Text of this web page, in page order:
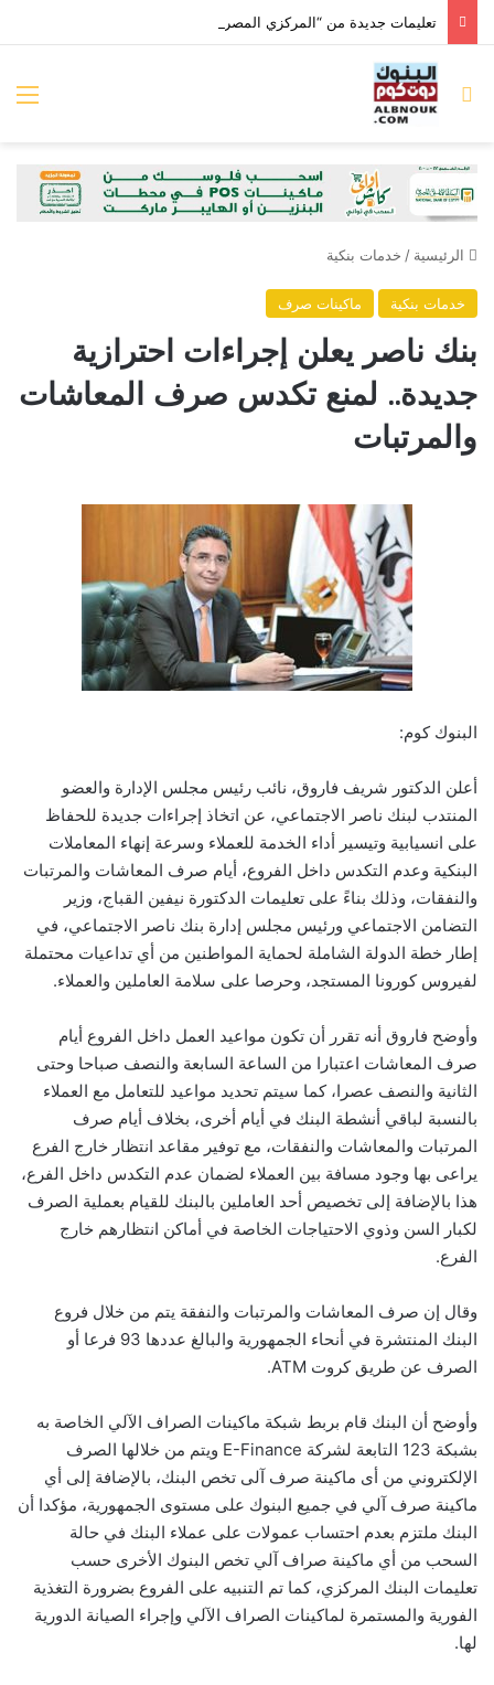
بحث عن
الرئيسية / خدمات بنكية
خدمات بنكية ماكينات صرف
بنك ناصر يعلن إجراءات احترازية
جديدة.. لمنع تكدس صرف المعاشات
والمرتبات
البنوك كوم:
أعلن الدكتور شريف فاروق، نائب رئيس مجلس الإدارة والعضو
المنتدب لبنك ناصر الاجتماعي، عن اتخاذ إجراءات جديدة للحفاظ
على انسيابية وتيسير أداء الخدمة للعملاء وسرعة إنهاء المعاملات
البنكية وعدم التكدس داخل الفروع، أيام صرف المعاشات والمرتبات
والنفقات، وذلك بناءً على تعليمات الدكتورة نيفين القباج، وزير
التضامن الاجتماعي ورئيس مجلس إدارة بنك ناصر الاجتماعي، في
إطار خطة الدولة الشاملة لحماية المواطنين من أي تداعيات محتملة
لفيروس كورونا المستجد، وحرصا على سلامة العاملين والعملاء.
وأوضح فاروق أنه تقرر أن تكون مواعيد العمل داخل الفروع أيام
صرف المعاشات اعتبارا من الساعة السابعة والنصف صباحا وحتى
الثانية والنصف عصرا، كما سيتم تحديد مواعيد للتعامل مع العملاء
بالنسبة لباقي أنشطة البنك في أيام أخرى، بخلاف أيام صرف
المرتبات والمعاشات والنفقات، مع توفير مقاعد انتظار خارج الفرع
يراعى بها وجود مسافة بين العملاء لضمان عدم التكدس داخل الفرع،
هذا بالإضافة إلى تخصيص أحد العاملين بالبنك للقيام بعملية الصرف
لكبار السن وذوي الاحتياجات الخاصة في أماكن انتظارهم خارج
الفرع.
وقال إن صرف المعاشات والمرتبات والنفقة يتم من خلال فروع
البنك المنتشرة في أنحاء الجمهورية والبالغ عددها 93 فرعا أو
الصرف عن طريق كروت ATM.
وأوضح أن البنك قام بربط شبكة ماكينات الصراف الآلي الخاصة به
بشبكة 123 التابعة لشركة E-Finance ويتم من خلالها الصرف
الإلكتروني من أى ماكينة صرف آلى تخص البنك، بالإضافة إلى أي
ماكينة صرف آلي في جميع البنوك على مستوى الجمهورية، مؤكدا أن
البنك ملتزم بعدم احتساب عمولات على عملاء البنك في حالة
السحب من أي ماكينة صراف آلي تخص البنوك الأخرى حسب
تعليمات البنك المركزي، كما تم التنبيه على الفروع بضرورة التغذية
الفورية والمستمرة لماكينات الصراف الآلي وإجراء الصيانة الدورية
لها.